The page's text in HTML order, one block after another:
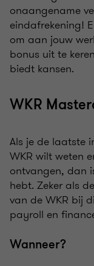
onaangename
eindafrekening!
om aan jouw
bonus uit te
biedt kansen.
WKR
Als je de laatste
WKR wilt weten
ontvangen, dan
hebt. Zeker als
van de WKR bij
payroll en
Wanneer?